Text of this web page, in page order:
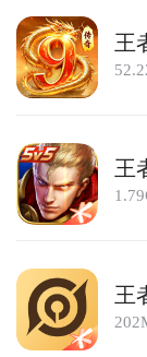
王
王
王